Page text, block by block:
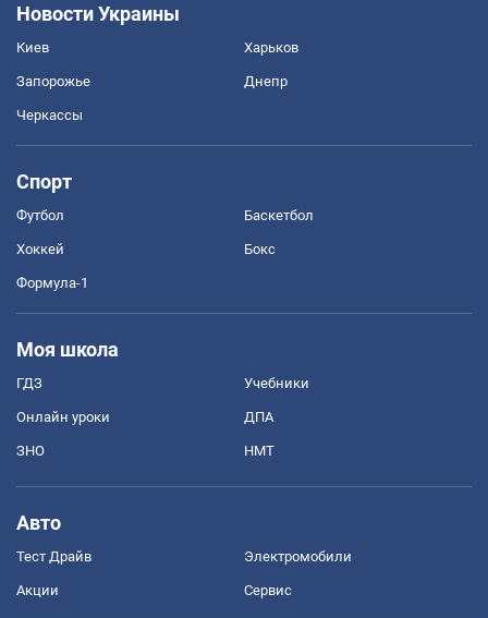
Новости Украины
Киев Харьков
Запорожье Днепр
Черкассы
Спорт
Футбол Баскетбол
Хоккей Бокс
Формула-1
Моя школа
ГДЗ Учебники
Онлайн уроки ДПА
ЗНО НМТ
Авто
Тест Драйв Электромобили
Акции Сервис